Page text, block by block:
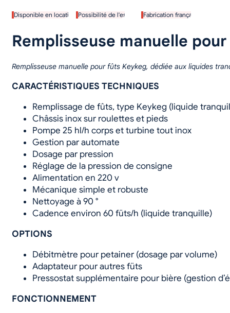
Disponible en location Possibilité de l'essayer Fabrication française
Remplisseuse manuelle
Remplisseuse manuelle pour fûts Keykeg, dédiée aux liquides
CARACTÉRISTIQUES TECHNIQUES
Remplissage de fûts, type Keykeg (liquide
Châssis inox sur roulettes et pieds
Pompe 25 hl/h corps et turbine tout inox
Gestion par automate
Dosage par pression
Réglage de la pression de consigne
Alimentation en 220 v
Mécanique simple et robuste
Nettoyage à 90 °
Cadence environ 60 füts/h (liquide tranquille)
OPTIONS
Débitmètre pour petainer (dosage par volume)
Adaptateur pour autres füts
Pressostat supplémentaire pour bière (gestion
FONCTIONNEMENT